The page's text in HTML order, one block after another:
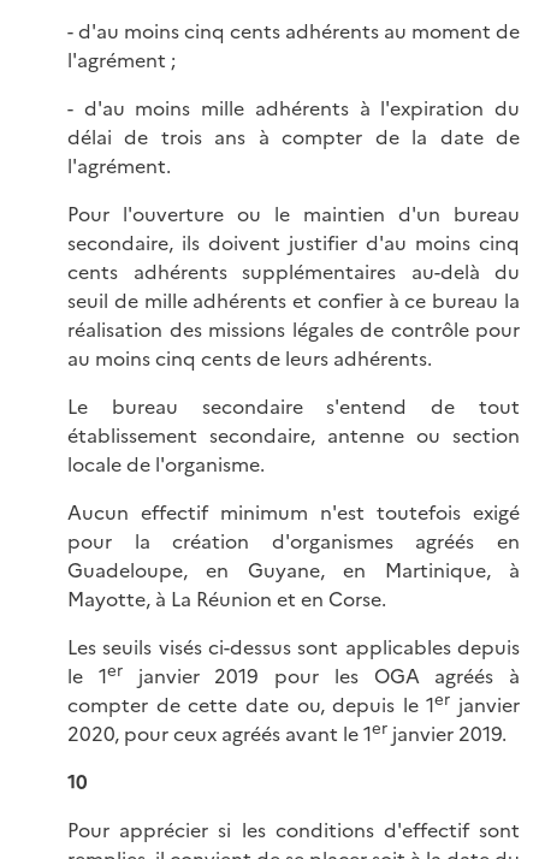
- d'au moins cinq cents adhérents au moment de
l'agrément ;
- d'au moins mille adhérents à l'expiration du
délai de trois ans à compter de la date de
l'agrément.
Pour l'ouverture ou le maintien d'un bureau
secondaire, ils doivent justifier d'au moins cinq
cents adhérents supplémentaires au-delà du
seuil de mille adhérents et confier à ce bureau la
réalisation des missions légales de contrôle pour
au moins cinq cents de leurs adhérents.
Le bureau secondaire s'entend de tout
établissement secondaire, antenne ou section
locale de l'organisme.
Aucun effectif minimum n'est toutefois exigé
pour la création d'organismes agréés en
Guadeloupe, en Guyane, en Martinique, à
Mayotte, à La Réunion et en Corse.
Les seuils visés ci-dessus sont applicables depuis
le 1erjanvier 2019 pour les OGA agréés à
compter de cette date ou, depuis le 1er janvier
2020, pour ceux agréés avant le 1er janvier 2019.
10
Pour apprécier si les conditions d'effectif sont